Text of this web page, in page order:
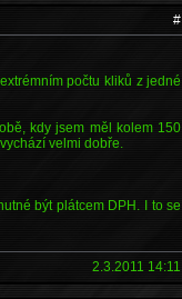
#
počtu kliků z jedné
kdy jsem měl kolem 150
velmi dobře.
být plátcem DPH. I to se
2.3.2011 14:11